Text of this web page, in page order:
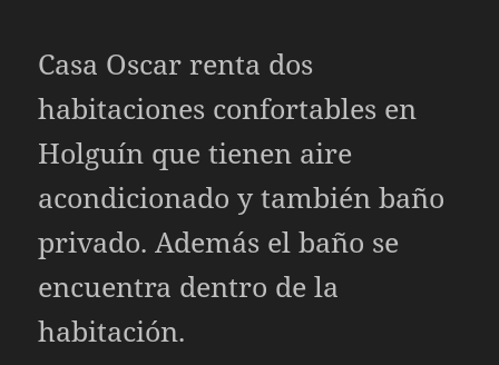
Casa Oscar renta dos
habitaciones confortables en
Holguín que tienen aire
acondicionado y también baño
privado. Además el baño se
encuentra dentro de la
habitación.